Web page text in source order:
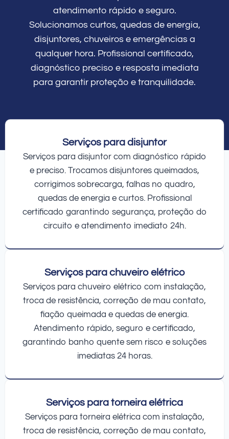
atendimento rápido e seguro.
Solucionamos curtos, quedas de energia,
disjuntores, chuveiros e emergências a
qualquer hora. Profissional certificado,
diagnóstico preciso e resposta imediata
para garantir proteção e tranquilidade.
Serviços para disjuntor
Serviços para disjuntor com diagnóstico rápido
e preciso. Trocamos disjuntores queimados,
corrigimos sobrecarga, falhas no quadro,
quedas de energia e curtos. Profissional
certificado garantindo segurança, proteção do
circuito e atendimento imediato 24h.
Serviços para chuveiro elétrico
Serviços para chuveiro elétrico com instalação,
troca de resistência, correção de mau contato,
fiação queimada e quedas de energia.
Atendimento rápido, seguro e certificado,
garantindo banho quente sem risco e soluções
imediatas 24 horas.
Serviços para torneira elétrica
Serviços para torneira elétrica com instalação,
troca de resistência, correção de mau contato,